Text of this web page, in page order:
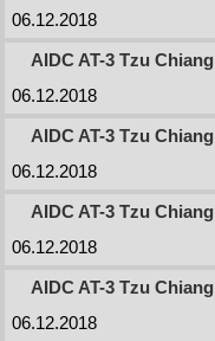
06.12.2018
AIDC AT-3 Tzu Chiang
06.12.2018
AIDC AT-3 Tzu Chiang
06.12.2018
AIDC AT-3 Tzu Chiang
06.12.2018
AIDC AT-3 Tzu Chiang
06.12.2018